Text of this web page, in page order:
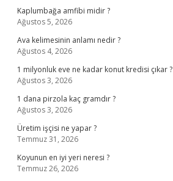
Kaplumbağa amfibi midir ?
Ağustos 5, 2026
Ava kelimesinin anlamı nedir ?
Ağustos 4, 2026
1 milyonluk eve ne kadar konut kredisi çıkar ?
Ağustos 3, 2026
1 dana pirzola kaç gramdır ?
Ağustos 3, 2026
Üretim işçisi ne yapar ?
Temmuz 31, 2026
Koyunun en iyi yeri neresi ?
Temmuz 26, 2026